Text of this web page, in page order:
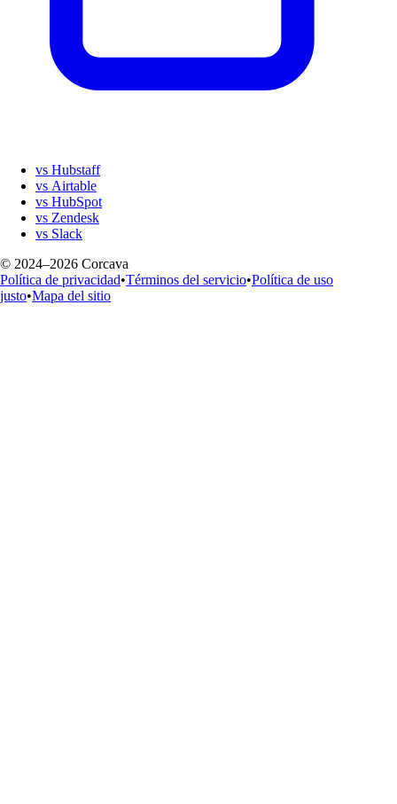
vs Hubstaff
vs Airtable
vs HubSpot
vs Zendesk
vs Slack
© 2024–2026 Corcava
Política de privacidad•Términos del servicio•Política de uso
justo•Mapa del sitio